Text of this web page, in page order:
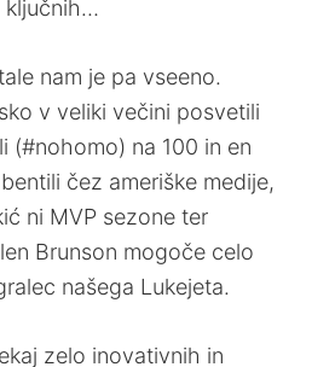
ključnih…
nam je pa vseeno.
v veliki večini posvetili
(#nohomo) na 100 in en
čez ameriške medije,
ni MVP sezone ter
Brunson mogoče celo
našega Lukejeta.
zelo inovativnih in